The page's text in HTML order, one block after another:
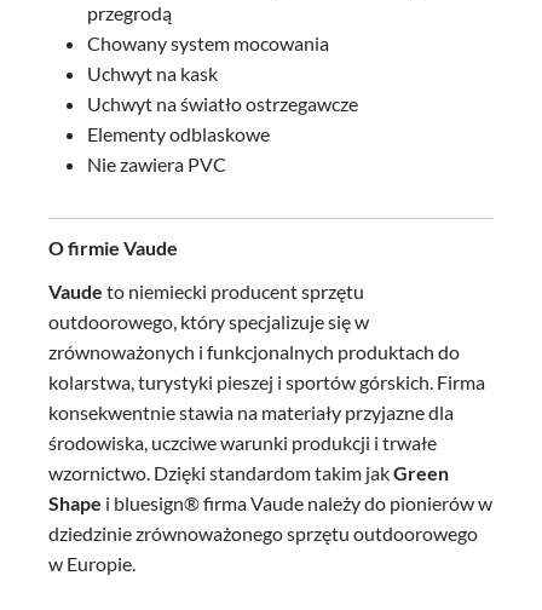
przegrodą
Chowany system mocowania
Uchwyt na kask
Uchwyt na światło ostrzegawcze
Elementy odblaskowe
Nie zawiera PVC
O firmie Vaude
Vaude to niemiecki producent sprzętu
outdoorowego, który specjalizuje się w
zrównoważonych i funkcjonalnych produktach do
kolarstwa, turystyki pieszej i sportów górskich. Firma
konsekwentnie stawia na materiały przyjazne dla
środowiska, uczciwe warunki produkcji i trwałe
wzornictwo. Dzięki standardom takim jakGreen
Shape i bluesign® firma Vaude należy do pionierów w
dziedzinie zrównoważonego sprzętu outdoorowego
w Europie.